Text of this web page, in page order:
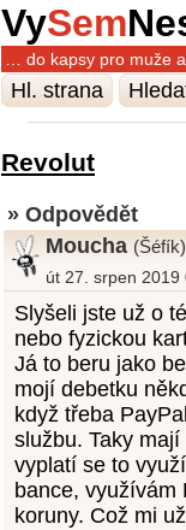
VySem
… do kapsy pro muže
Hl. strana
Revolut
» Odpovědět
Moucha (Šéfík)
út 27. srpen 2019
Slyšeli jste už o
nebo fyzickou
Já to beru jako
mojí debetku
když třeba
službu. Taky
vyplatí se to
bance, využívám
koruny. Což mi